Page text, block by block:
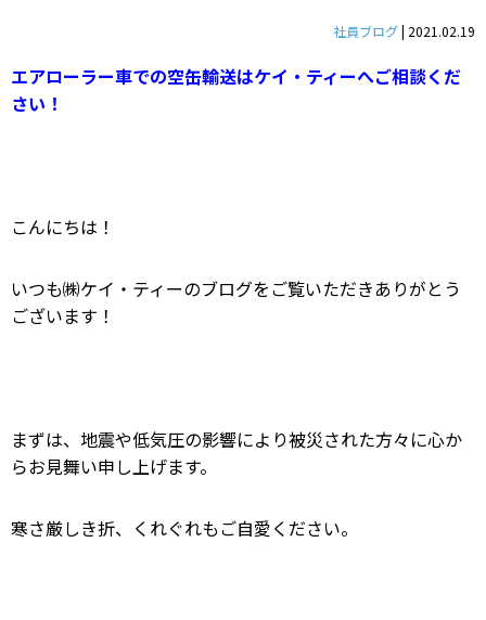
社員ブログ| 2021.02.19
エアローラー車での空缶輸送はケイ・ティーへご相談くだ
さい！
こんにちは！
いつも㈱ケイ・ティーのブログをご覧いただきありがとう
ございます！
まずは、地震や低気圧の影響により被災された方々に心か
らお見舞い申し上げます。
寒さ厳しき折、くれぐれもご自愛ください。